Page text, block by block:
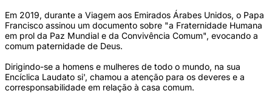
Em 2019, durante a Viagem aos Emirados Árabes Unidos, o Papa
Francisco assinou um documento sobre "a Fraternidade Humana
em prol da Paz Mundial e da Convivência Comum", evocando a
comum paternidade de Deus.
Dirigindo-se a homens e mulheres de todo o mundo, na sua
Encíclica Laudato si', chamou a atenção para os deveres e a
corresponsabilidade em relação à casa comum.